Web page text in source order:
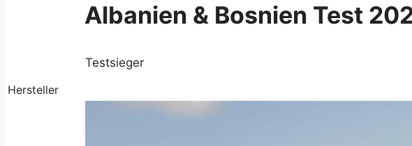
Albanien & Bosnien Test
Testsieger
Hersteller